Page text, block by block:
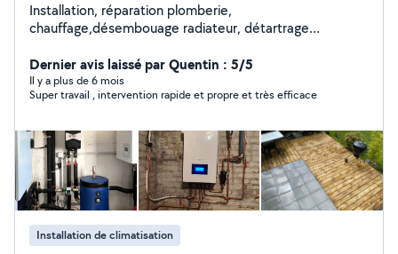
Installation, réparation plomberie,
chauffage,désembouage radiateur, détartrage
à chaleur....
Dernier avis laissé par Quentin : 5/5
Il y a plus de 6 mois
Super travail , intervention rapide et propre et très efficace
Installation de climatisation